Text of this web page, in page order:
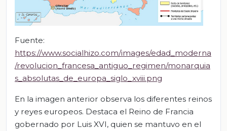
Fuente:
https://www.socialhizo.com/images/edad_moderna
/revolucion_francesa_antiguo_regimen/monarquia
s_absolutas_de_europa_siglo_xviii.png
En la imagen anterior observa los diferentes reinos
y reyes europeos. Destaca el Reino de Francia
gobernado por Luis XVI, quien se mantuvo en el